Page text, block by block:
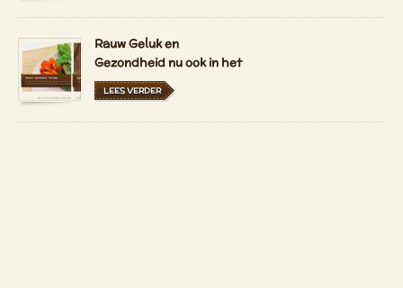
Rauw Geluk en
Gezondheid nu ook in het
Nederlands en
Hongaars
LEES VERDER